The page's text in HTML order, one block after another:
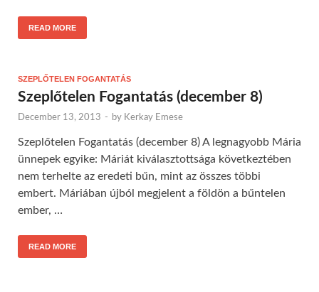
READ MORE
SZEPLŐTELEN FOGANTATÁS
Szeplőtelen Fogantatás (december 8)
December 13, 2013 - by Kerkay Emese
Szeplőtelen Fogantatás (december 8) A legnagyobb Mária
ünnepek egyike: Máriát kiválasztottsága következtében
nem terhelte az eredeti bűn, mint az összes többi
embert. Máriában újból megjelent a földön a bűntelen
ember, …
READ MORE